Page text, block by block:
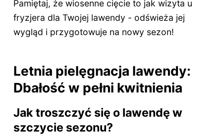
Pamiętaj, że wiosenne cięcie to jak wizyta u
fryzjera dla Twojej lawendy - odświeża jej
wygląd i przygotowuje na nowy sezon!
Letnia pielęgnacja lawendy:
Dbałość w pełni kwitnienia
Jak troszczyć się o lawendę w
szczycie sezonu?